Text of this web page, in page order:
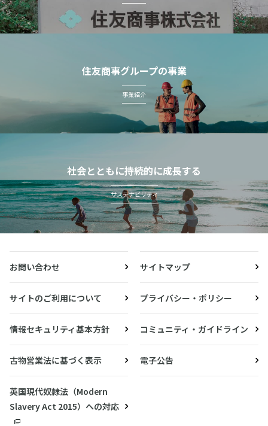
住友商事グループの事業
事業紹介
社会とともに持続的に成長する
サステナビリティ
お問い合わせ サイトマップ
サイトのご利用について プライバシー・ポリシー
情報セキュリティ基本方針 コミュニティ・ガイドライン
古物営業法に基づく表示 電子公告
英国現代奴隷法（Modern
Slavery Act 2015）への対応